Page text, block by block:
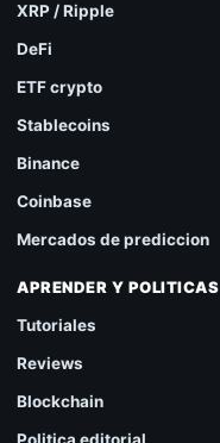
XRP / Ripple
DeFi
ETF crypto
Stablecoins
Binance
Coinbase
Mercados de prediccion
APRENDER Y POLITICAS
Tutoriales
Reviews
Blockchain